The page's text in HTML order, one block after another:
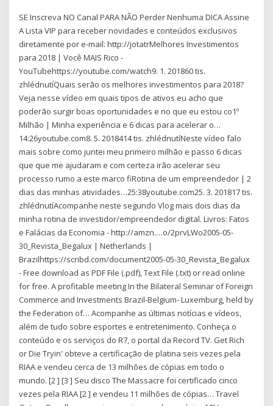
SE Inscreva NO Canal PARA NÃO Perder Nenhuma DICA Assine
A Lista VIP para receber novidades e conteúdos exclusivos
diretamente por e-mail: http://jotatrMelhores Investimentos
para 2018 | Você MAIS Rico -
YouTubehttps://youtube.com/watch9. 1. 201860 tis.
zhlédnutíQuais serão os melhores investimentos para 2018?
Veja nesse vídeo em quais tipos de ativos eu acho que
poderão surgir boas oportunidades e no que eu estou co1º
Milhão | Minha experiência e 6 dicas para acelerar o…
14:26youtube.com8. 5. 2018414 tis. zhlédnutíNeste vídeo falo
mais sobre como juntei meu primeiro milhão e passo 6 dicas
que que me ajudaram e com certeza irão acelerar seu
processo rumo a este marco fiRotina de um empreendedor | 2
dias das minhas atividades…25:38youtube.com25. 3. 201817 tis.
zhlédnutíAcompanhe neste segundo Vlog mais dois dias da
minha rotina de investidor/empreendedor digital. Livros: Fatos
e Falácias da Economia - http://amzn.…o/2prvLWo2005-05-
30_Revista_Begalux | Netherlands |
Brazilhttps://scribd.com/document2005-05-30_Revista_Begalux
- Free download as PDF File (.pdf), Text File (.txt) or read online
for free. A profitable meeting In the Bilateral Seminar of Foreign
Commerce and Investments Brazil-Belgium- Luxemburg, held by
the Federation of… Acompanhe as últimas notícias e vídeos,
além de tudo sobre esportes e entretenimento. Conheça o
conteúdo e os serviços do R7, o portal da Record TV. Get Rich
or Die Tryin' obteve a certificação de platina seis vezes pela
RIAA e vendeu cerca de 13 milhões de cópias em todo o
mundo. [2 ] [3 ] Seu disco The Massacre foi certificado cinco
vezes pela RIAA [2 ] e vendeu 11 milhões de cópias… Travel